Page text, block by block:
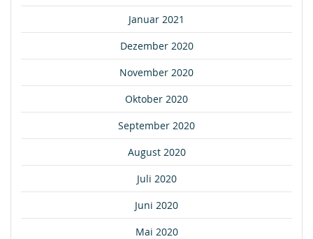
Januar 2021
Dezember 2020
November 2020
Oktober 2020
September 2020
August 2020
Juli 2020
Juni 2020
Mai 2020